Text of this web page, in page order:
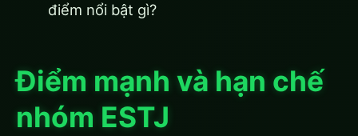
điểm nổi bật gì?
Điểm mạnh và hạn chế
nhóm ESTJ